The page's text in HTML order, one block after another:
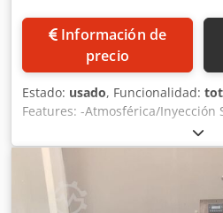
Información de
precio
Estado: usado, Funcionalidad:
Features: -Atmosférica/Inyección
closure. -Free rotary-Bote /
integrated. -Top standard / easy
tapas straight-entry. -Check
Dkpofx Aldoa Vacuum group of 35
brand.